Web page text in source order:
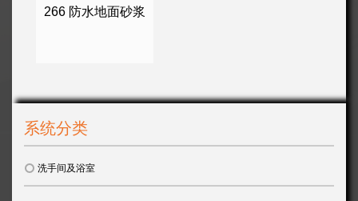
266 防水地面砂浆
系统分类
洗手间及浴室